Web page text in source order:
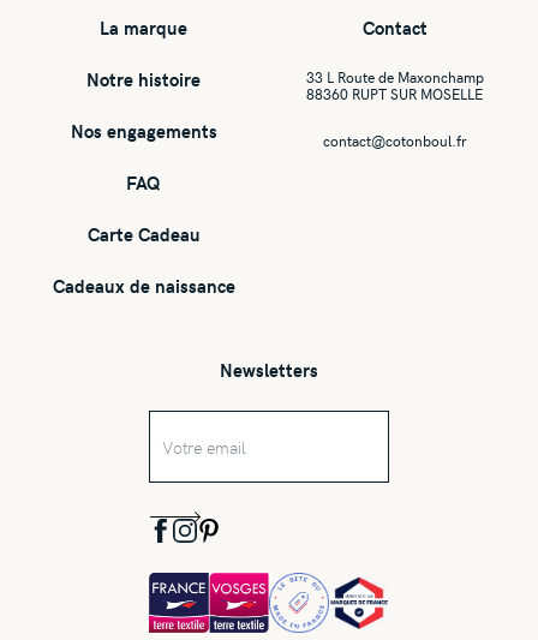
La marque
Notre histoire
Nos engagements
FAQ
Carte Cadeau
Cadeaux de naissance
Contact
33 L Route de Maxonchamp
88360 RUPT SUR MOSELLE
contact@cotonboul.fr
Newsletters